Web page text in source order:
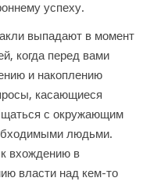
успеху.
выпадают в момент
когда перед вами
и накоплению
касающиеся
с окружающим
людьми.
вхождению в
власти над кем-то